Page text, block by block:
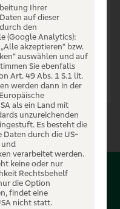
Ihrer
auf dieser
den
(Google Analytics):
akzeptieren“ bzw.
auswählen und auf
Sie ebenfalls
Art. 49 Abs. 1 S.1 lit.
werden dann in der
als ein Land mit
unzureichenden
Es besteht die
Daten durch die US-
verarbeitet werden.
keine oder nur
Rechtsbehelf
die Option
findet eine
nicht statt.